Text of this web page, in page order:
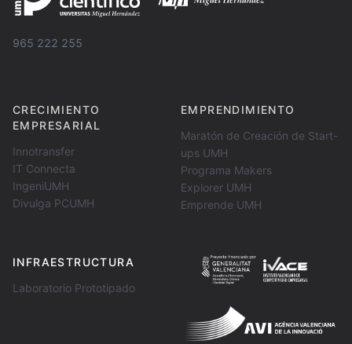
965 222 255
CRECIMIENTO
EMPRESARIAL
Innotransfer
IT Connecta
IngeniUMH
Divulga PCUMH
EMPRENDIMIENTO
Maratón de Creación de Start-
ups UMH
Programa Makers
Explorer UMH
Emprende UMH
INFRAESTRUCTURA
Laboratorio Prototipado